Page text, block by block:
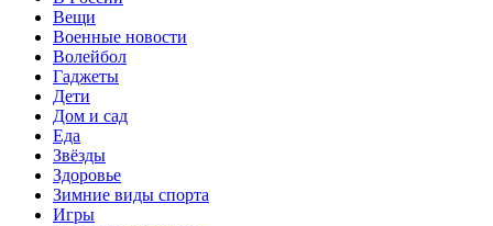
Вещи
Военные новости
Волейбол
Гаджеты
Дети
Дом и сад
Еда
Звёзды
Здоровье
Зимние виды спорта
Игры